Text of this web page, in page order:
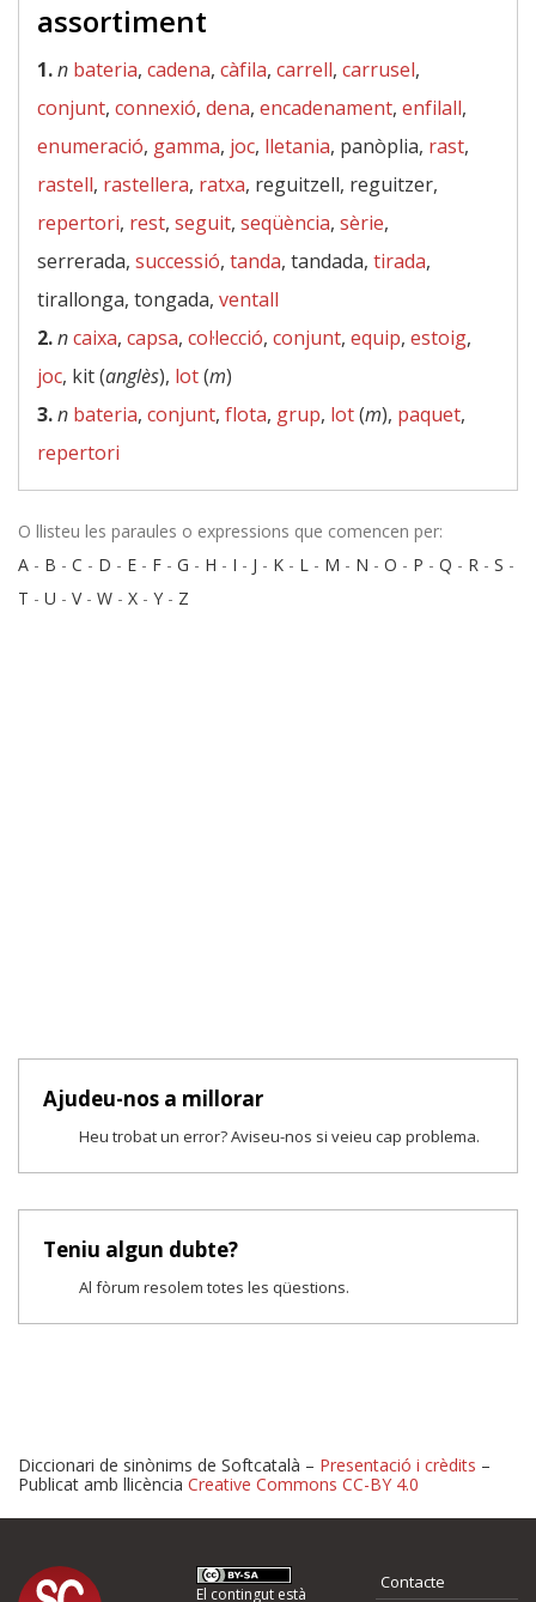
assortiment
1.n bateria, cadena, càfila, carrell, carrusel,
conjunt, connexió, dena, encadenament, enfilall,
enumeració, gamma, joc, lletania, panòplia, rast,
rastell, rastellera, ratxa, reguitzell, reguitzer,
repertori, rest, seguit, seqüència, sèrie,
serrerada, successió, tanda, tandada, tirada,
tirallonga, tongada, ventall
2.ncaixa, capsa, col·lecció, conjunt, equip, estoig,
joc, kit (anglès), lot(m)
3.n bateria, conjunt, flota, grup, lot(m), paquet,
repertori
O llisteu les paraules o expressions que comencen per:
A - B - C - D - E - F - G - H - I - J - K - L - M - N - O - P - Q - R - S -
T - U - V- W - X - Y - Z
Ajudeu-nos a millorar
Heu trobat un error? Aviseu-nos si veieu cap problema.
Teniu algun dubte?
Al fòrum resolem totes les qüestions.
Proposeu-nos millores o
Diccionari de sinònims de Softcatalà – Presentació i crèdits –
Publicat amb llicència Creative Commons CC-BY 4.0
El contingut està
Contacte